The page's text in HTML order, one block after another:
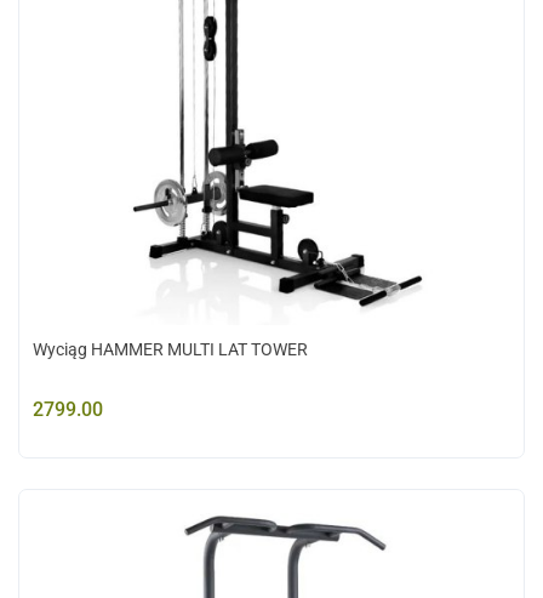
Wyciąg HAMMER MULTI LAT TOWER
2799.00